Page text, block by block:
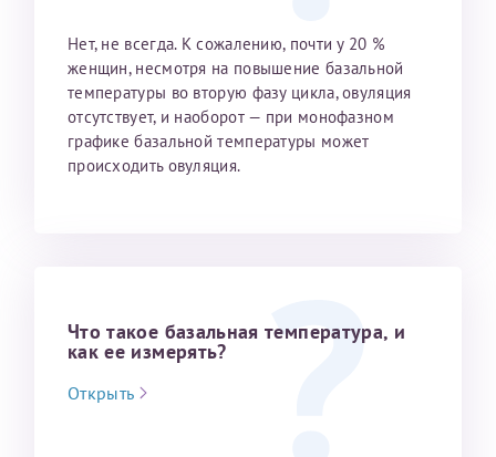
Нет, не всегда. К сожалению, почти у 20 %
женщин, несмотря на по­вышение базальной
температуры во вторую фазу цикла, овуляция
отсут­ствует, и наоборот — при монофазном
графике базальной температуры может
происходить овуляция.
Что такое базальная температура, и
как ее измерять?
Открыть